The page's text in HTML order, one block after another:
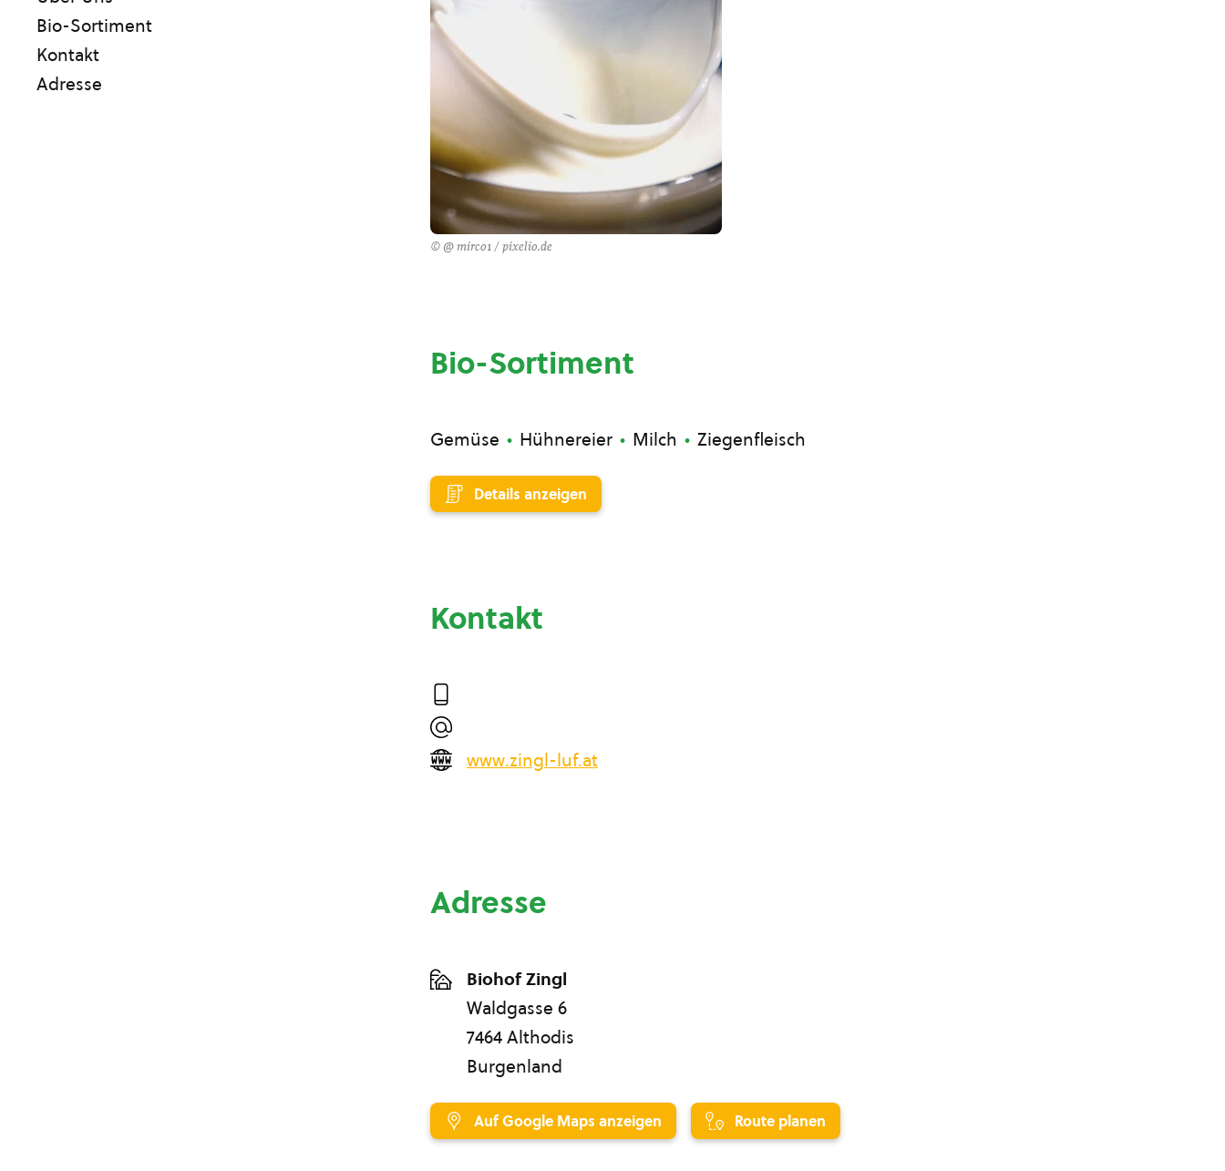
© @ mirco1 / pixelio.de
Bio-Sortiment
Gemüse Hühnereier Milch Ziegenfleisch
Details anzeigen
Kontakt
www.zingl-luf.at
Adresse
Biohof Zingl
Waldgasse 6
7464 Althodis
Burgenland
Auf Google Maps anzeigen Route planen
Bio-Sortiment
Kontakt
Adresse